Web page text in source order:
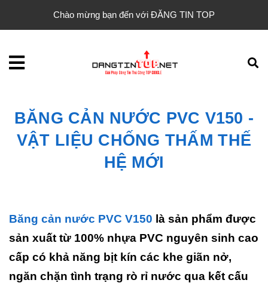
Chào mừng bạn đến với ĐĂNG TIN TOP
BĂNG CẢN NƯỚC PVC V150 -
VẬT LIỆU CHỐNG THẤM THẾ
HỆ MỚI
Băng cản nước PVC V150 là sản phẩm được
sản xuất từ 100% nhựa PVC nguyên sinh cao
cấp có khả năng bịt kín các khe giãn nở,
ngăn chặn tình trạng rò rỉ nước qua kết cấu